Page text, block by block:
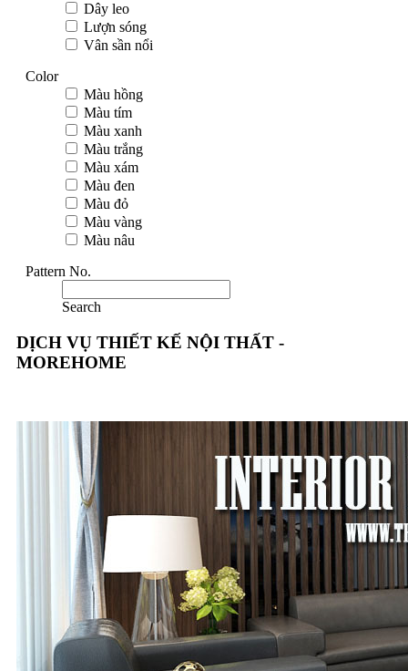
Dây leo
Lượn sóng
Vân sần nổi
Color
Màu hồng
Màu tím
Màu xanh
Màu trắng
Màu xám
Màu đen
Màu đỏ
Màu vàng
Màu nâu
Pattern No.
Search
DỊCH VỤ THIẾT KẾ NỘI THẤT -
MOREHOME